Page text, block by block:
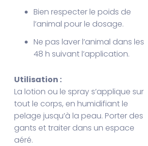
Bien respecter le poids de
l’animal pour le dosage.
Ne pas laver l’animal dans les
48 h suivant l’application.
Utilisation :
La lotion ou le spray s’applique sur
tout le corps, en humidifiant le
pelage jusqu’à la peau. Porter des
gants et traiter dans un espace
aéré.